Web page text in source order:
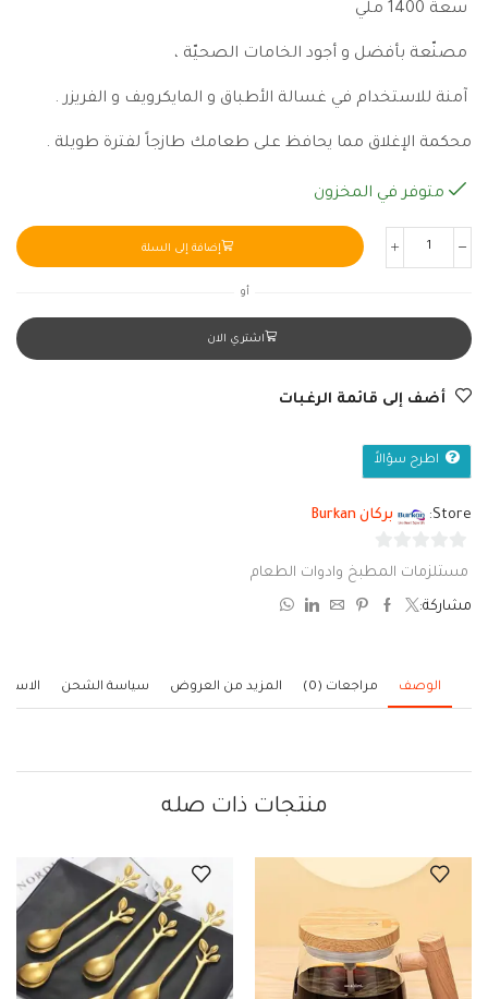
سعة 1400 ملي
مصنّعة بأفضل و أجود الخامات الصحيّة ،
آمنة للاستخدام في غسالة الأطباق و المايكرويف و الفريزر .
محكمة الإغلاق مما يحافظ على طعامك طازجاً لفترة طويلة .
متوفر في المخزون
إضافة إلى السلة
أو
اشتري الان
أضف إلى قائمة الرغبات
اطرح سؤالاً
Store: بركان Burkan
0
مستلزمات المطبخ وادوات الطعام
مشاركة:
الوصف مراجعات (0) المزيد من العروض سياسة الشحن
منتجات ذات صله